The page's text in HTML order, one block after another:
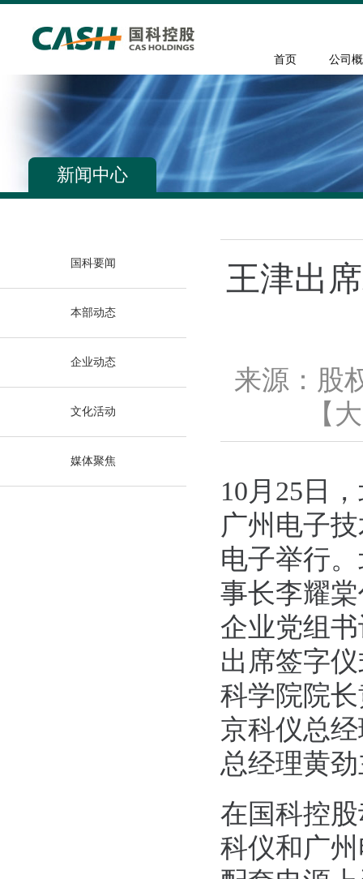
首页 公司
新闻中心
国科要闻
本部动态
企业动态
文化活动
媒体聚焦
王津出
来源：股
【 大
10月25日
广州电子
电子举行
事长李耀
企业党组
出席签字
科学院院
京科仪总
总经理黄
在国科控
科仪和广